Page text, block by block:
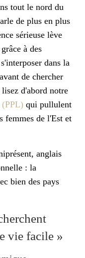
tout le nord du
de plus en plus
sérieuse lève
à des
dans la
de chercher
d'abord notre
(PPL) qui pullulent
femmes de l'Est et
anglais
: la
bien des pays
vie facile »